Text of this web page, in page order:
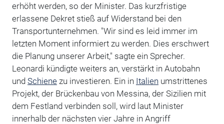
erhöht werden, so der Minister. Das kurzfristige
erlassene Dekret stieß auf Widerstand bei den
Transportunternehmen. "Wir sind es leid immer im
letzten Moment informiert zu werden. Dies erschwert
die Planung unserer Arbeit," sagte ein Sprecher.
Leonardi kündigte weiters an, verstärkt in Autobahn
und Schienezu investieren. Ein in Italien umstrittenes
Projekt, der Brückenbau von Messina, der Sizilien mit
dem Festland verbinden soll, wird laut Minister
innerhalb der nächsten vier Jahre in Angriff